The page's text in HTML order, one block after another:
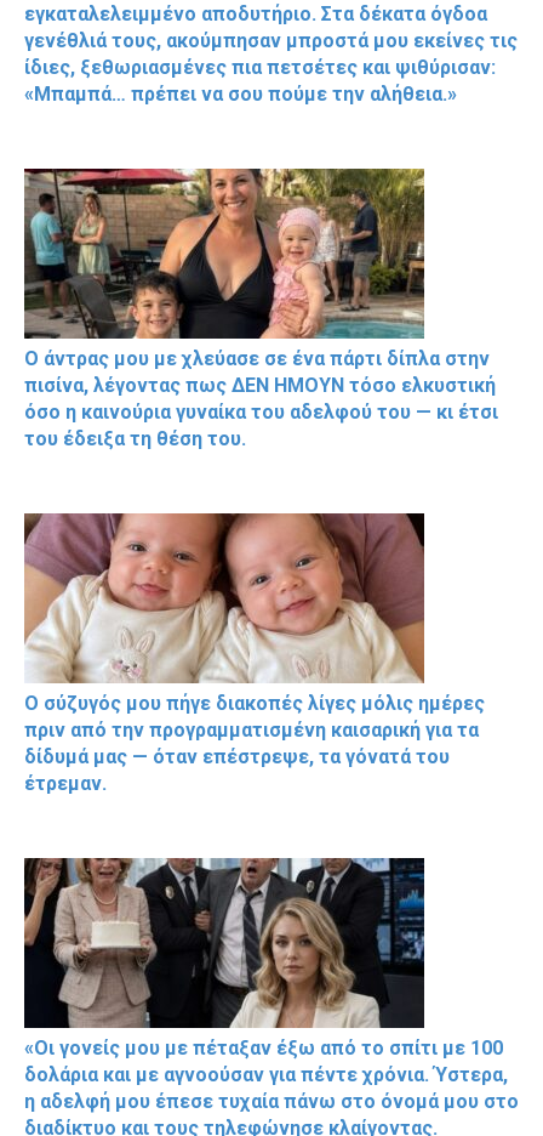
εγκαταλελειμμένο αποδυτήριο. Στα δέκατα όγδοα
γενέθλιά τους, ακούμπησαν μπροστά μου εκείνες τις
ίδιες, ξεθωριασμένες πια πετσέτες και ψιθύρισαν:
«Μπαμπά… πρέπει να σου πούμε την αλήθεια.»
Ο άντρας μου με χλεύασε σε ένα πάρτι δίπλα στην
πισίνα, λέγοντας πως ΔΕΝ ΗΜΟΥΝ τόσο ελκυστική
όσο η καινούρια γυναίκα του αδελφού του — κι έτσι
του έδειξα τη θέση του.
Ο σύζυγός μου πήγε διακοπές λίγες μόλις ημέρες
πριν από την προγραμματισμένη καισαρική για τα
δίδυμά μας — όταν επέστρεψε, τα γόνατά του
έτρεμαν.
«Οι γονείς μου με πέταξαν έξω από το σπίτι με 100
δολάρια και με αγνοούσαν για πέντε χρόνια. Ύστερα,
η αδελφή μου έπεσε τυχαία πάνω στο όνομά μου στο
διαδίκτυο και τους τηλεφώνησε κλαίγοντας.